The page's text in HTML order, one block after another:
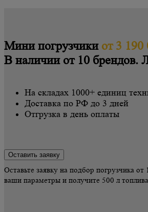
Мини погрузчики от 3 190
В наличии от 10 брендов.
На складах 1000+ единиц
Доставка по РФ до 3 дней
Отгрузка в день оплаты
Оставить заявку
Оставьте заявку на подбор погрузчика
ваши параметры и получите 500 л